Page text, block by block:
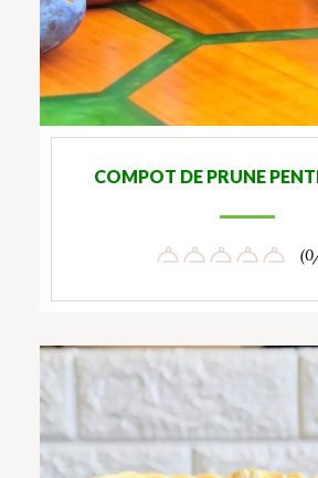
COMPOT DE PRUNE